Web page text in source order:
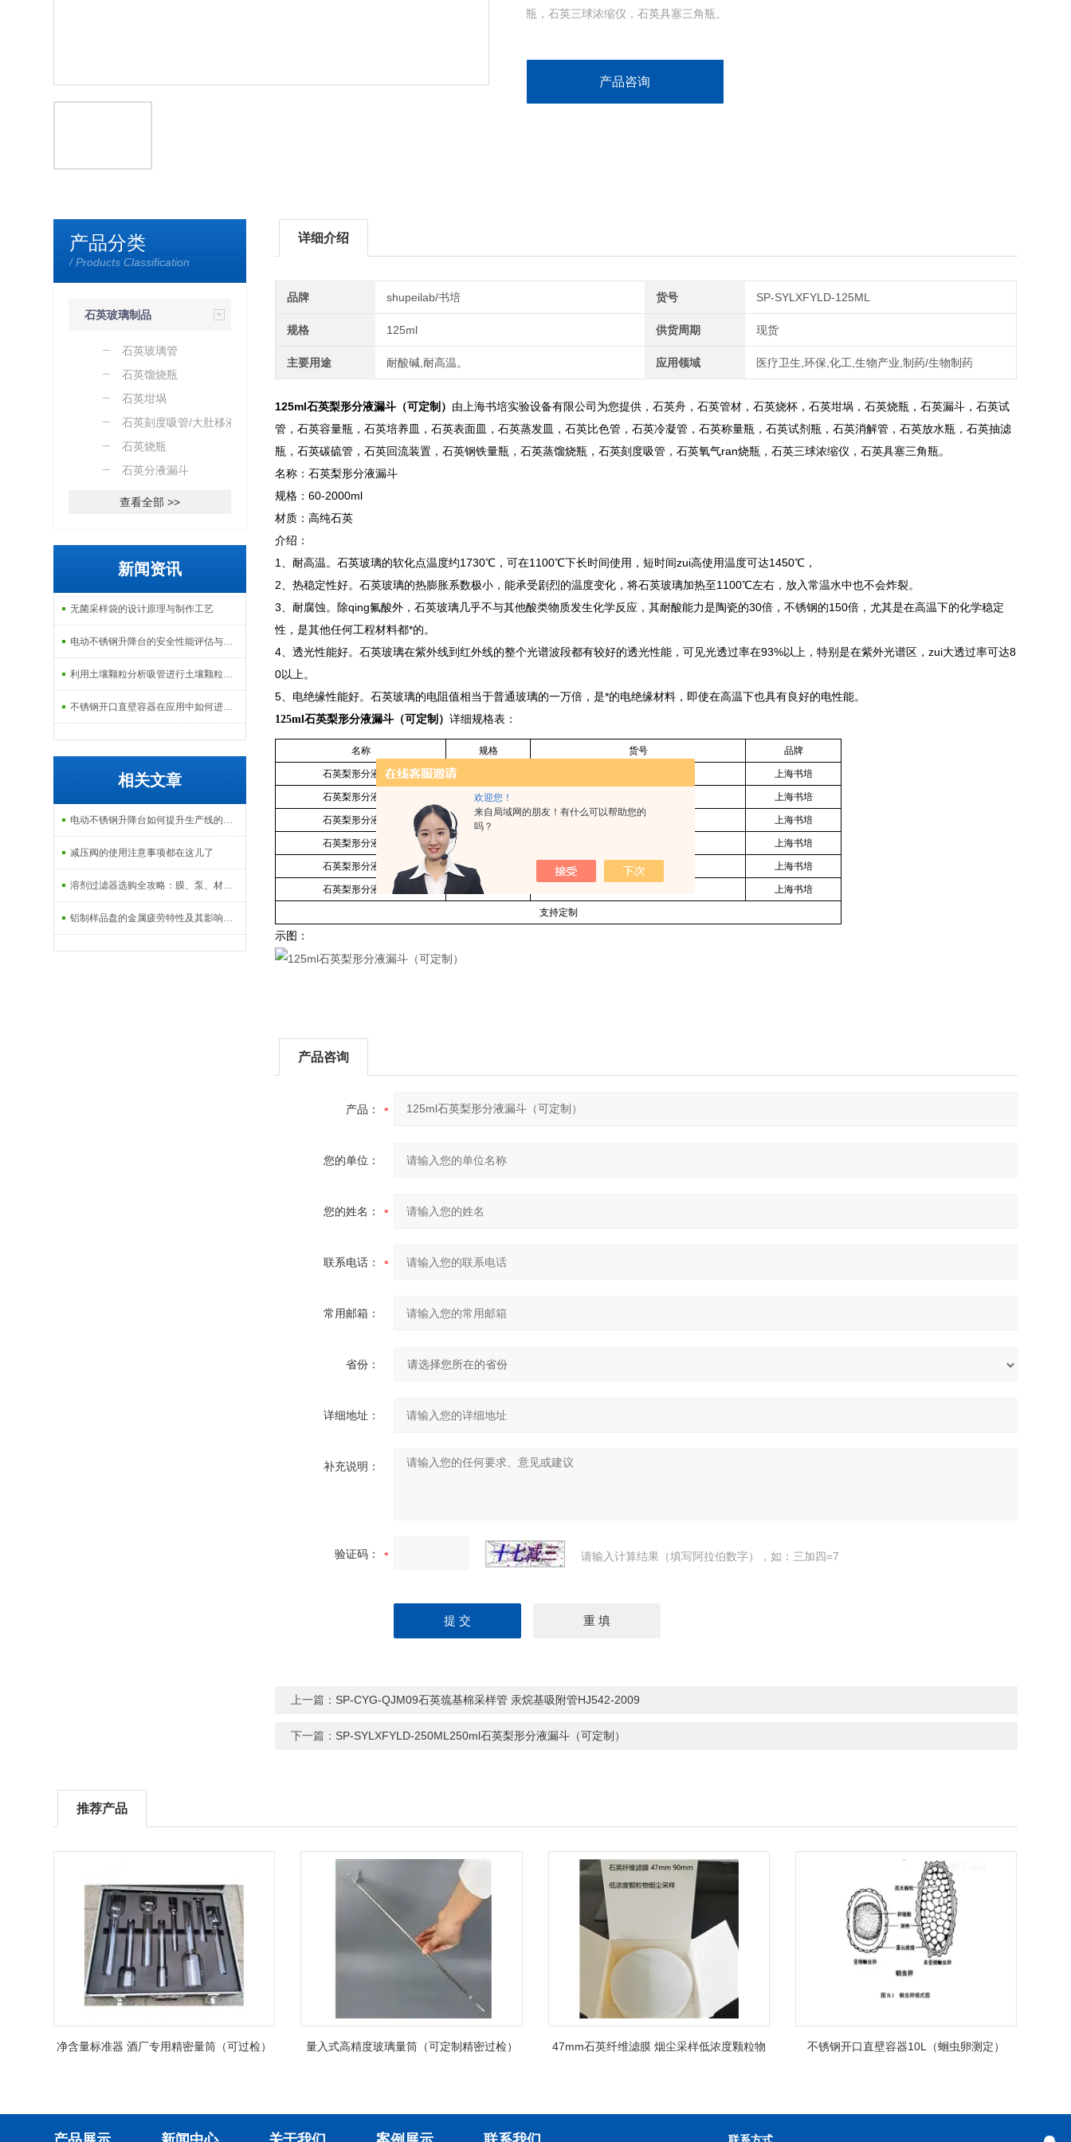
欢迎您！
来自局域网的朋友！有什么可以帮助您的
吗？
瓶，石英三球浓缩仪，石英具塞三角瓶。
产品咨询
产品分类
/ Products Classification
石英玻璃制品
石英玻璃管
石英馏烧瓶
石英坩埚
石英刻度吸管/大肚移液管
石英烧瓶
石英分液漏斗
查看全部 >>
新闻资讯
无菌采样袋的设计原理与制作工艺
电动不锈钢升降台的安全性能评估与控制
利用土壤颗粒分析吸管进行土壤颗粒定量分析的研究
不锈钢开口直壁容器在应用中如何进行维护和保养？
相关文章
电动不锈钢升降台如何提升生产线的灵活性
减压阀的使用注意事项都在这儿了
溶剂过滤器选购全攻略：膜、泵、材质一个都不能少
铝制样品盘的金属疲劳特性及其影响因素
详细介绍
品牌 shupeilab/书培 货号 SP-SYLXFYLD-125ML
规格 125ml 供货周期 现货
主要用途 耐酸碱,耐高温。 应用领域 医疗卫生,环保,化工,生物产业,制药/生物制药
125ml石英梨形分液漏斗（可定制） 由上海书培实验设备有限公司为您提供，石英舟，石英管材，石英烧杯，石英坩埚，石英烧瓶，石英漏斗，石英试
管，石英容量瓶，石英培养皿，石英表面皿，石英蒸发皿，石英比色管，石英冷凝管，石英称量瓶，石英试剂瓶，石英消解管，石英放水瓶，石英抽滤
瓶，石英碳硫管，石英回流装置，石英钢铁量瓶，石英蒸馏烧瓶，石英刻度吸管，石英氧气ran烧瓶，石英三球浓缩仪，石英具塞三角瓶。
名称：石英梨形分液漏斗
规格：60-2000ml
材质：高纯石英
介绍：
1、耐高温。石英玻璃的软化点温度约1730℃，可在1100℃下长时间使用，短时间zui高使用温度可达1450℃，
2、热稳定性好。石英玻璃的热膨胀系数极小，能承受剧烈的温度变化，将石英玻璃加热至1100℃左右，放入常温水中也不会炸裂。
3、耐腐蚀。除qing氟酸外，石英玻璃几乎不与其他酸类物质发生化学反应，其耐酸能力是陶瓷的30倍，不锈钢的150倍，尤其是在高温下的化学稳定
性，是其他任何工程材料都*的。
4、透光性能好。石英玻璃在紫外线到红外线的整个光谱波段都有较好的透光性能，可见光透过率在93%以上，特别是在紫外光谱区，zui大透过率可达8
0以上。
5、电绝缘性能好。石英玻璃的电阻值相当于普通玻璃的一万倍，是*的电绝缘材料，即使在高温下也具有良好的电性能。
125ml石英梨形分液漏斗（可定制）详细规格表：
名称 规格 货号 品牌
石英梨形分液漏斗 上海书培
石英梨形分液漏斗 125ml 上海书培
石英梨形分液漏斗 250ml SP-SYLXFYLD-250ML 上海书培
石英梨形分液漏斗 上海书培
石英梨形分液漏斗 1000ml SP-SYLXFYLD-1000ML 上海书培
石英梨形分液漏斗 2000ml 上海书培
支持定制
示图：
产品咨询
产品：
您的单位：
您的姓名：
联系电话：
常用邮箱：
省份：
详细地址：
补充说明：
验证码： 请输入计算结果（填写阿拉伯数字），如：三加四=7
上一篇： SP-CYG-QJM09石英巯基棉采样管 汞烷基吸附管HJ542-2009
下一篇： SP-SYLXFYLD-250ML250ml石英梨形分液漏斗（可定制）
推荐产品
净含量标准器 酒厂专用精密量筒（可过检） 量入式高精度玻璃量筒（可定制精密过检） 47mm石英纤维滤膜 烟尘采样低浓度颗粒物 不锈钢开口直壁容器10L（蛔虫卵测定）